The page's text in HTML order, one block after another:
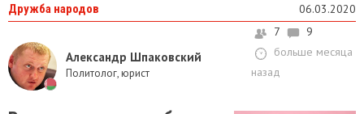
Дружба народов 06.03.2020
Александр Шпаковский
Политолог, юрист
7
9
больше месяца
назад